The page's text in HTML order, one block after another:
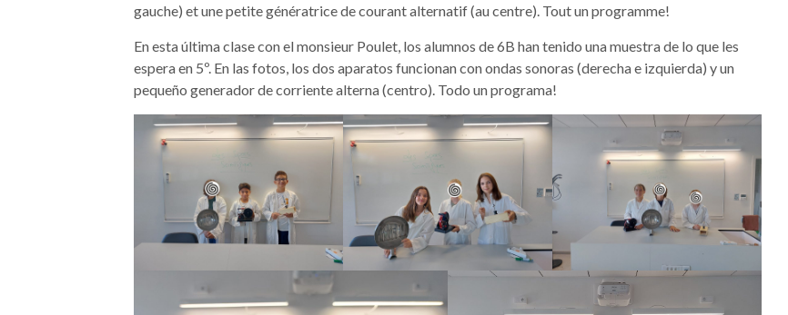
gauche) et une petite génératrice de courant alternatif (au centre). Tout un programme!
En esta última clase con el monsieur Poulet, los alumnos de 6B han tenido una muestra de lo que les
espera en 5º. En las fotos, los dos aparatos funcionan con ondas sonoras (derecha e izquierda) y un
pequeño generador de corriente alterna (centro). Todo un programa!